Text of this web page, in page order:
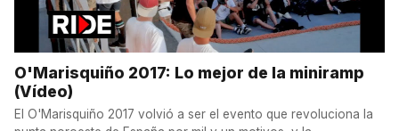
O'Marisquiño 2017: Lo mejor de la miniramp
(Vídeo)
El O'Marisquiño 2017 volvió a ser el evento que revoluciona la